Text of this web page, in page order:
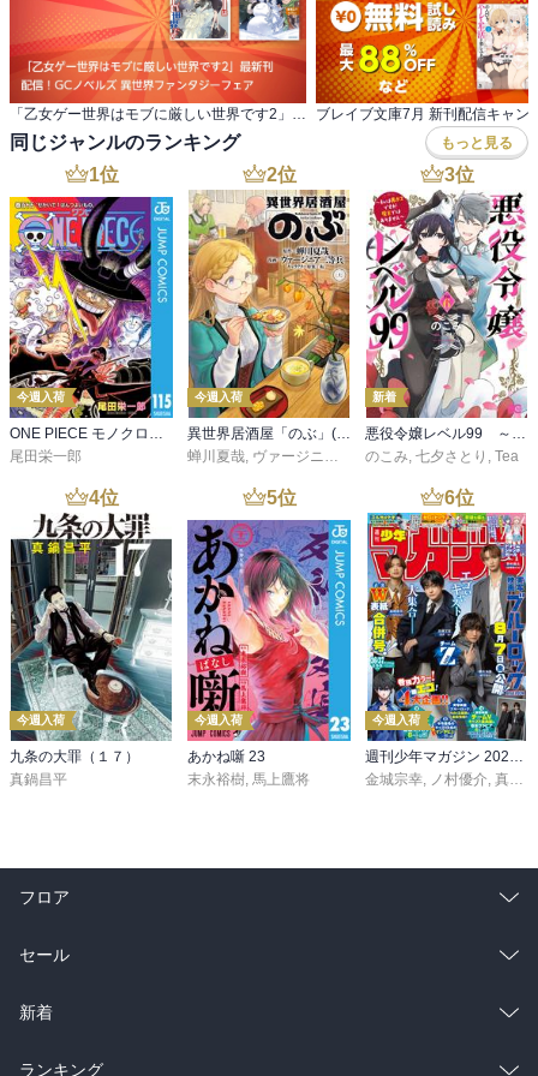
ブレイブ文庫7月 新刊配信キャン
同じジャンルのランキング もっと見る
1位
今週入荷
ONE PIECE モノクロ版 115
尾田栄一郎
2位
今週入荷
異世界居酒屋「のぶ」(22)
蝉川夏哉, ヴァージニア二等兵 ,転
3位
新着
悪役令嬢レベル99 ～私は裏ボスですが魔王ではありません～ その６
のこみ, 七夕さとり , Tea
4位
今週入荷
九条の大罪（１７）
真鍋昌平
5位
今週入荷
あかね噺 23
末永裕樹, 馬上鷹将
6位
今週入荷
週刊少年マガジン 2026年36・37号[2026年8月5日発売]
金城宗幸, ノ村優介, 真島ヒロ
フロア
総合
ラノベ
雑誌・グラビア
セール
総合
ラノベ
新着
総合
ランキング